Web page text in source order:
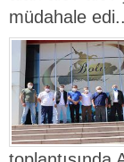
müdahale edi..